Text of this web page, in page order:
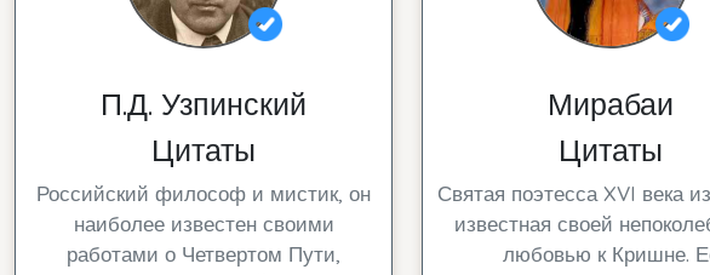
П.Д. Узпинский
Цитаты
Российский философ и мистик, он
наиболее известен своими
работами о Четвертом Пути,
Мирабаи
Цитаты
Святая поэтесса XVI века
известная своей
любовью к Кришне.